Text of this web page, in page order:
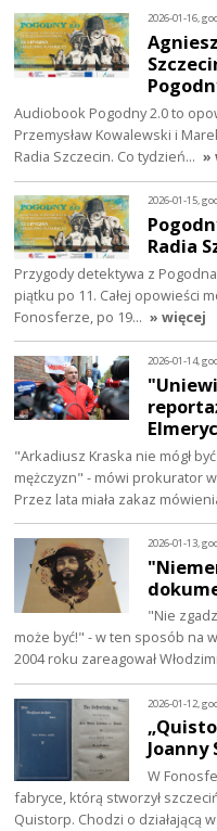
2026-01-16,
Audiobook Pogodny 2.0 to
Przemysław Kowalewski i
Radia Szczecin. Co tydzień… »
2026-01-15,
Radia
Przygody detektywa z
piątku po 11. Całej opowieści
Fonosferze, po 19… » więcej
2026-01-14,
"Arkadiusz Kraska nie mógł
mężczyzn" - mówi prokurator
Przez lata miała zakaz
2026-01-13,
"Nie
może być!" - w ten sposób na
2004 roku zareagował
2026-01-12,
Joanny
W
fabryce, którą stworzył
Quistorp. Chodzi o działającą